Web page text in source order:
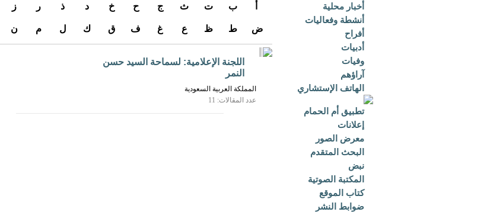
أخبار محلية
أنشطة وفعاليات
أفراح
أدبيات
وفيات
آراؤهم
الهاتف الإستشاري
تطبيق أم الحمام
إعلانات
معرض الصور
البحث المتقدم
نبض
المكتبة الصوتية
كتاب الموقع
ضوابط النشر
ب ت ث ج ح خ د ذ ر ز
ض ط ظ ع غ ف ق ك ل م ن
اللجنة الإعلامية: لسماحة السيد حسن
النمر
المملكة العربية السعودية
عدد المقالات: 11